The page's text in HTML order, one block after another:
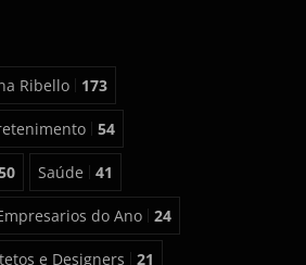
Ribello 173
54
Saúde 41
do Ano 24
e Designers 21